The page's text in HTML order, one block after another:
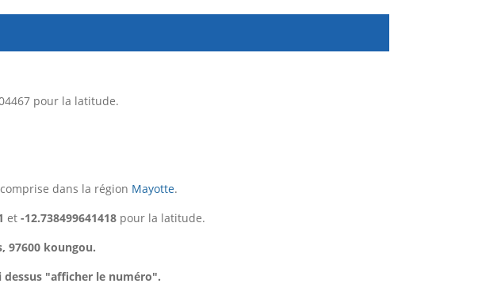
pour la latitude.
comprise dans la région Mayotte.
et -12.738499641418 pour la latitude.
97600 koungou.
dessus "afficher le numéro".